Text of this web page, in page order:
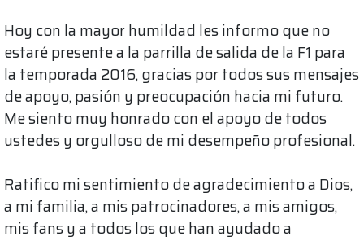
Hoy con la mayor humildad les informo que no
estaré presente a la parrilla de salida de la F1 para
la temporada 2016, gracias por todos sus mensajes
de apoyo, pasión y preocupación hacia mi futuro.
Me siento muy honrado con el apoyo de todos
ustedes y orgulloso de mi desempeño profesional.
Ratifico mi sentimiento de agradecimiento a Dios,
a mi familia, a mis patrocinadores, a mis amigos,
mis fans y a todos los que han ayudado a